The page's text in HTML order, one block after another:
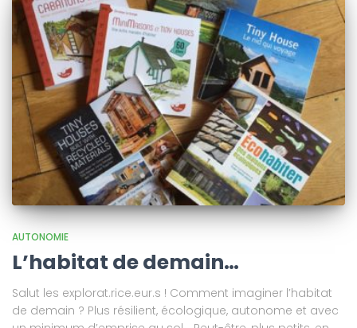
AUTONOMIE
L’habitat de demain…
Salut les explorat.rice.eur.s ! Comment imaginer l’habitat
de demain ? Plus résilient, écologique, autonome et avec